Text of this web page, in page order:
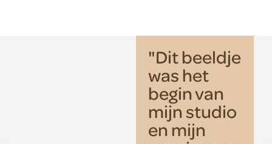
"Dit beeldje
was het
begin van
mijn studio
en mijn